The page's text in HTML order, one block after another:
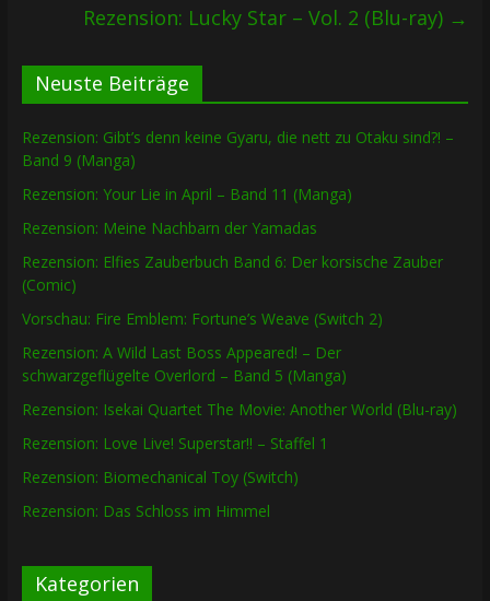
Rezension: Lucky Star – Vol. 2 (Blu-ray) →
Neuste Beiträge
Rezension: Gibt’s denn keine Gyaru, die nett zu Otaku sind?! –
Band 9 (Manga)
Rezension: Your Lie in April – Band 11 (Manga)
Rezension: Meine Nachbarn der Yamadas
Rezension: Elfies Zauberbuch Band 6: Der korsische Zauber
(Comic)
Vorschau: Fire Emblem: Fortune’s Weave (Switch 2)
Rezension: A Wild Last Boss Appeared! – Der
schwarzgeflügelte Overlord – Band 5 (Manga)
Rezension: Isekai Quartet The Movie: Another World (Blu-ray)
Rezension: Love Live! Superstar!! – Staffel 1
Rezension: Biomechanical Toy (Switch)
Rezension: Das Schloss im Himmel
Kategorien